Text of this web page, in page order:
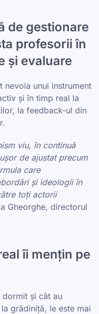
de gestionare
profesorii în
și evaluare
nevoia unui instrument
și în timp real la
la feedback-ul din
viu, în continuă
de ajustat precum
care
și ideologii în
toți actorii
Gheorghe, directorul
îi mențin pe
dormit și cât au
grădiniță, le este mai